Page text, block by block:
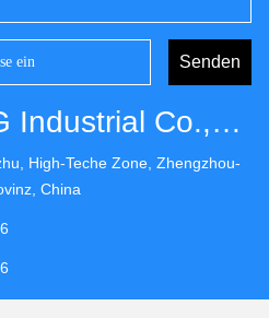
Senden
Zhengzhou MG Industrial Co.,Ltd
High-Teche Zone, Zhengzhou-
China